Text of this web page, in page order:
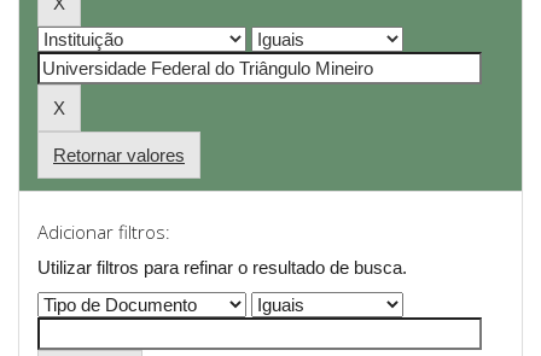
Retornar valores
Adicionar filtros:
Utilizar filtros para refinar o resultado de busca.